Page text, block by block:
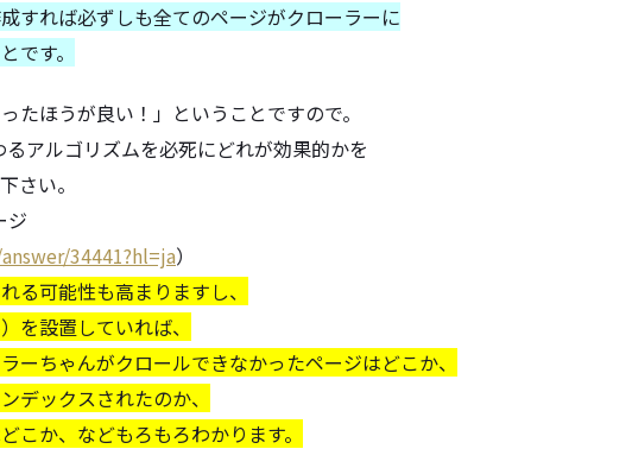
すれば必ずしも全てのページがクローラーに
です。
たほうが良い！」 ということですので。
アルゴリズムを必死にどれが効果的かを
さい。
ジ
34441?hl=ja）
る可能性も高まりますし、
を設置していれば、
ーちゃんがクロールできなかったページはどこか、
デックスされたのか、
こか、 などもろもろわかります。